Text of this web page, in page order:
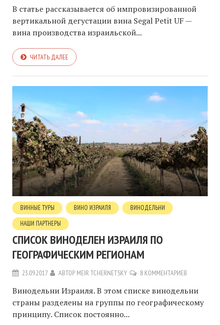
В статье рассказывается об импровизированной
вертикальной дегустации вина Segal Petit UF —
вина производства израильской...
ЧИТАТЬ ДАЛЕЕ
ВИННЫЕ ТУРЫ ВИНО ИЗРАИЛЯ
ВИНОДЕЛЬНИ
НАШИ ПАРТНЕРЫ
СПИСОК ВИНОДЕЛЕН ИЗРАИЛЯ ПО
ГЕОГРАФИЧЕСКИМ РЕГИОНАМ
23.09.2017 АВТОР MEIR TCHERNETSKY 8 КОММЕНТАРИЕВ
Винодельни Израиля. В этом списке винодельни
страны разделены на группы по географическому
принципу. Список постоянно...